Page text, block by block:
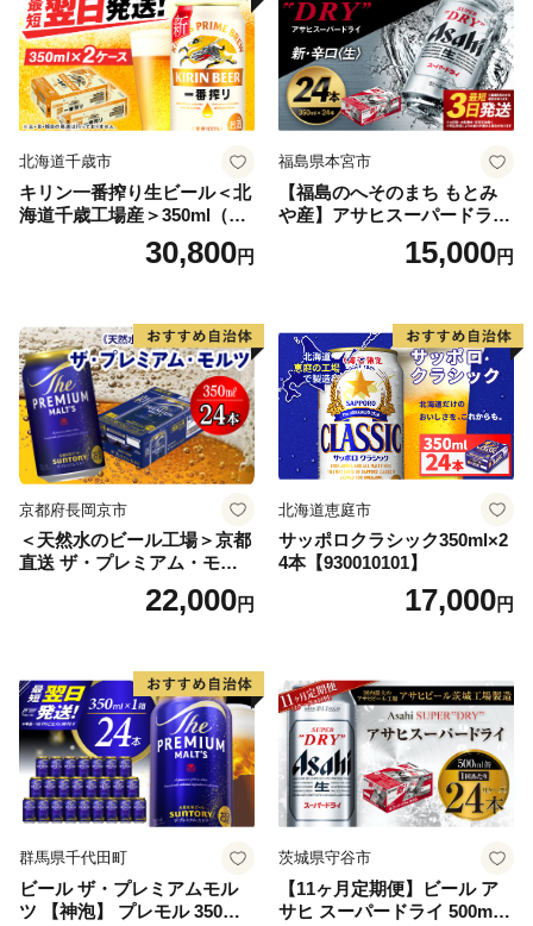
北海道千歳市
キリン一番搾り生ビール＜北
海道千歳工場産＞350ml（24
30,800円
福島県本宮市
【福島のへそのまち もとみ
や産】アサヒスーパードライ
350ml×24本 合計8.4L 1ケー
ス アルコール度数5% 缶ビー
口 送料無料 カメイ 本宮市
【07214-0206】
15,000円
京都府長岡京市
＜天然水のビール工場＞京都
直送 ザ・プレミアム・モル
ツ 350ml×24本 プレモル [149
22,000円
北海道恵庭市
サッポロクラシック350ml×2
4本【930010101】
17,000円
群馬県千代田町
ビール ザ・プレミアムモル
ツ 【神泡】 プレモル 350ml
茨城県守谷市
【11ヶ月定期便】ビール ア
サヒ スーパードライ 500ml 2